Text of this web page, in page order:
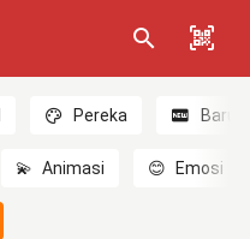
Pereka Baru
💫 Animasi 😊 Emosi